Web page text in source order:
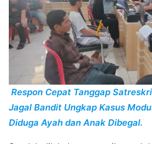
Respon Cepat Tanggap
Jagal Bandit Ungkap Kasus
Diduga Ayah dan Anak Dibegal.